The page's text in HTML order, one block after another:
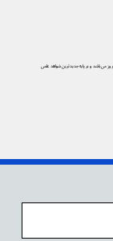
می‌باشد و بر پایه جدیدترین شواهد علمی